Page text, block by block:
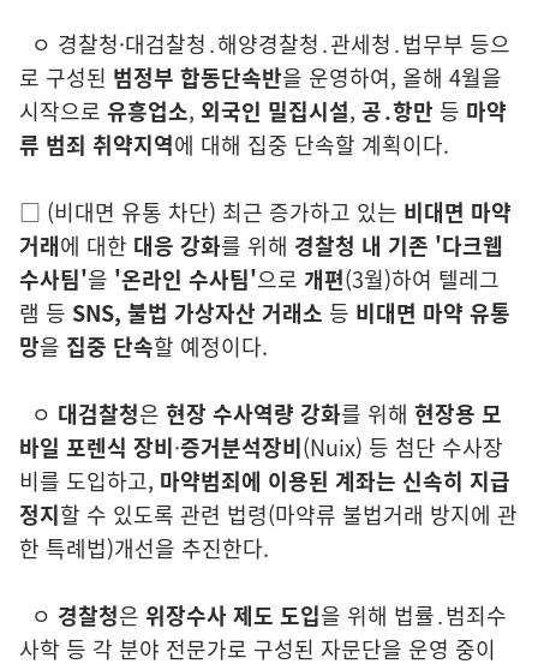
ㅇ 경찰청·대검찰청․해양경찰청․관세청․법무부 등으
로 구성된 범정부 합동단속반을 운영하여, 올해 4월을
시작으로 유흥업소, 외국인 밀집시설, 공․항만 등 마약
류 범죄 취약지역에 대해 집중 단속할 계획이다.
□ (비대면 유통 차단) 최근 증가하고 있는 비대면 마약
거래에 대한 대응 강화를 위해 경찰청 내 기존 '다크웹
수사팀'을 '온라인 수사팀'으로 개편(3월)하여 텔레그
램 등 SNS, 불법 가상자산 거래소 등 비대면 마약 유통
망을 집중 단속할 예정이다.
ㅇ 대검찰청은 현장 수사역량 강화를 위해 현장용 모
바일 포렌식 장비·증거분석장비(Nuix) 등 첨단 수사장
비를 도입하고, 마약범죄에 이용된 계좌는 신속히 지급
정지할 수 있도록 관련 법령(마약류 불법거래 방지에 관
한 특례법)개선을 추진한다.
ㅇ 경찰청은 위장수사 제도 도입을 위해 법률․범죄수
사학 등 각 분야 전문가로 구성된 자문단을 운영 중이